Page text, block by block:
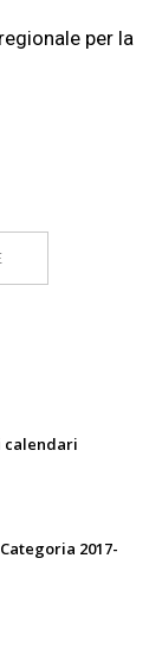
per la
calendari
2017-